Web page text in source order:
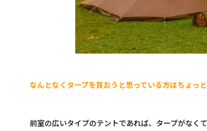
なんとなくタープを買おうと思っている方はちょっ
前室の広いタイプのテントであれば、タープがなく